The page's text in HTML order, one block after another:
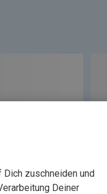
zuschneiden und
Deiner